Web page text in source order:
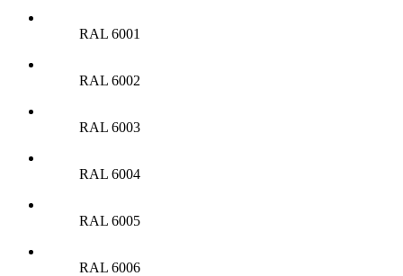
RAL 6001
RAL 6002
RAL 6003
RAL 6004
RAL 6005
RAL 6006